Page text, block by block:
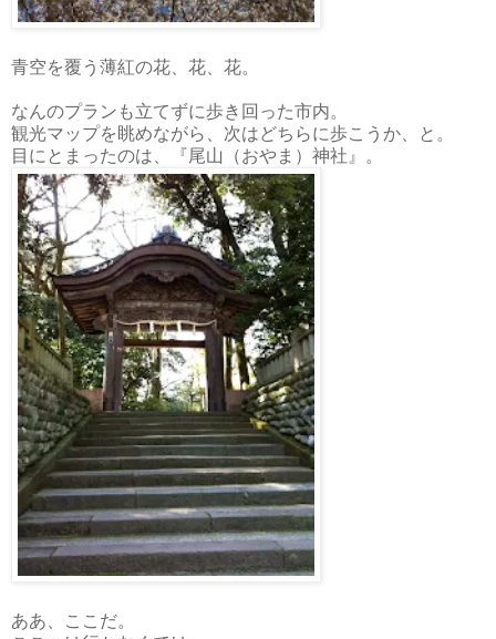
青空を覆う薄紅の花、花、花。
なんのプランも立てずに歩き回った市内。
観光マップを眺めながら、次はどちらに歩こうか、と。
目にとまったのは、『尾山（おやま）神社』。
ああ、ここだ。